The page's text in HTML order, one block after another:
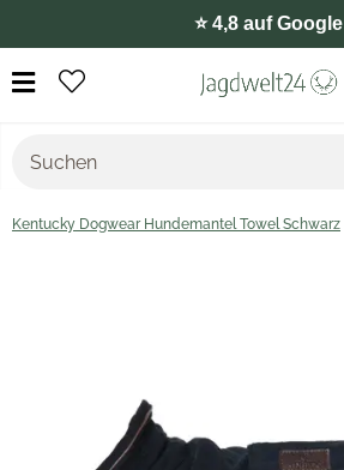
⭐️ 4,8 auf Google
Kentucky Dogwear Hundemantel Towel Schwarz